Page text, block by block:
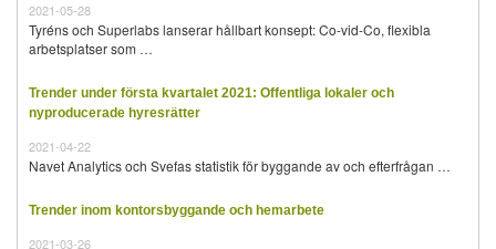
2021-05-28
Tyréns och Superlabs lanserar hållbart konsept: Co-vid-Co, flexibla
arbetsplatser som …
Trender under första kvartalet 2021: Offentliga lokaler och
nyproducerade hyresrätter
2021-04-22
Navet Analytics och Svefas statistik för byggande av och efterfrågan …
Trender inom kontorsbyggande och hemarbete
2021-03-26